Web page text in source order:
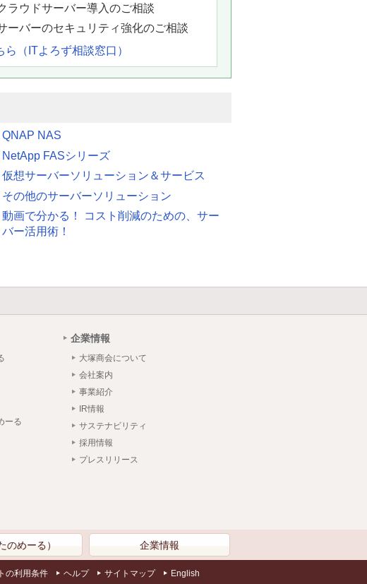
ラウドサーバー導入のご相談
ーバーのセキュリティ強化のご相談
（ITよろず相談窓口）
QNAP NAS
NetApp FASシリーズ
仮想サーバーソリューション＆サービス
その他のサーバーソリューション
動画で分かる！ コスト削減のための、サー
バー活用術！
ーる
企業情報
大塚商会について
会社案内
事業紹介
IR情報
サステナビリティ
採用情報
プレスリリース
のめーる） 企業情報
の利用条件 ヘルプ サイトマップ English